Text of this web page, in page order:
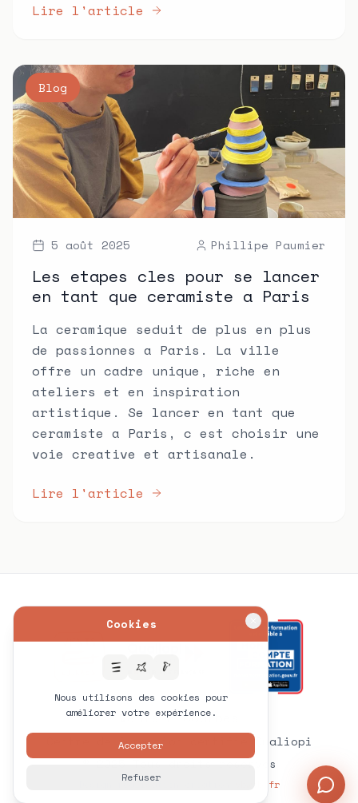
Lire l'article
Blog
5 août 2025 Phillipe Paumier
Les etapes cles pour se lancer
en tant que ceramiste a Paris
La ceramique seduit de plus en plus
de passionnes a Paris. La ville
offre un cadre unique, riche en
ateliers et en inspiration
artistique. Se lancer en tant que
ceramiste a Paris, c est choisir une
voie creative et artisanale.
Lire l'article
Vents & Courbes
Centre de formation certifié Qualiopi
© 2025 Tous droits réservés
Design réalisation création vbweb.fr
Cookies
Nous utilisons des cookies pour
améliorer votre expérience.
Accepter
Refuser